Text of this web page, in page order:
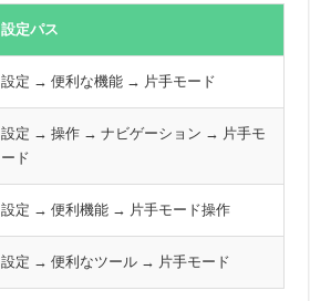
設定パス
設定 → 便利な機能 → 片手モード
設定 → 操作 → ナビゲーション → 片手モ
ード
設定 → 便利機能 → 片手モード操作
設定 → 便利なツール → 片手モード